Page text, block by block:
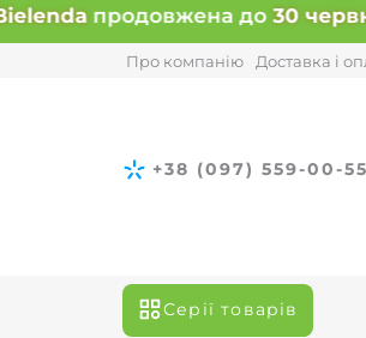
продовжена до30 червня
Про компанію Доставка і
+38 (097) 559-00-55
Серії товарів